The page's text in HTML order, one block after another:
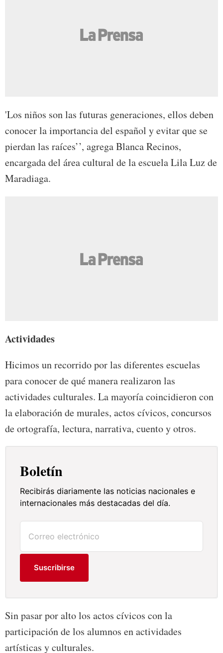
'Los niños son las futuras generaciones, ellos deben
conocer la importancia del español y evitar que se
pierdan las raíces’’, agrega Blanca Recinos,
encargada del área cultural de la escuela Lila Luz de
Maradiaga.
Actividades
Hicimos un recorrido por las diferentes escuelas
para conocer de qué manera realizaron las
actividades culturales. La mayoría coincidieron con
la elaboración de murales, actos cívicos, concursos
de ortografía, lectura, narrativa, cuento y otros.
Boletín
Recibirás diariamente las noticias nacionales e
internacionales más destacadas del día.
Suscribirse
Sin pasar por alto los actos cívicos con la
participación de los alumnos en actividades
artísticas y culturales.